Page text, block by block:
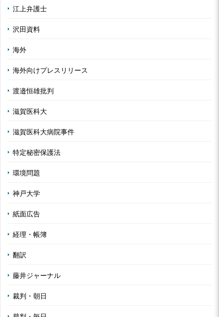
江上弁護士
沢田資料
海外
海外向けプレスリリース
渡邉恒雄批判
滋賀医科大
滋賀医科大病院事件
特定秘密保護法
環境問題
神戸大学
紙面広告
経理・帳簿
翻訳
藤井ジャーナル
裁判・朝日